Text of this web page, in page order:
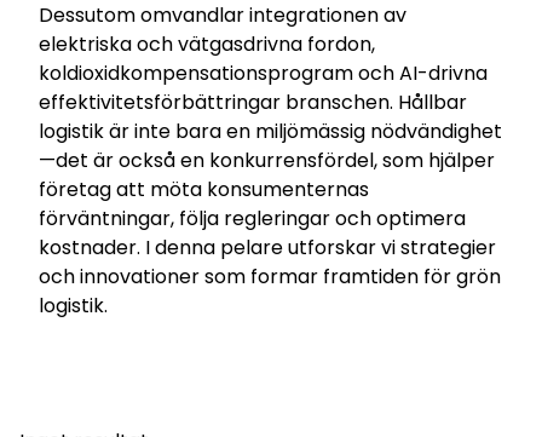
Sweden - SV
Dessutom omvandlar integrationen av
elektriska och vätgasdrivna fordon,
koldioxidkompensationsprogram och AI-drivna
effektivitetsförbättringar branschen. Hållbar
logistik är inte bara en miljömässig nödvändighet
—det är också en konkurrensfördel, som hjälper
företag att möta konsumenternas
förväntningar, följa regleringar och optimera
kostnader. I denna pelare utforskar vi strategier
och innovationer som formar framtiden för grön
logistik.